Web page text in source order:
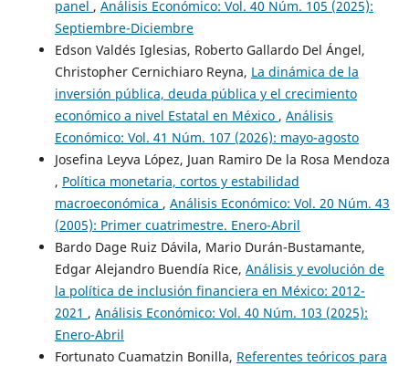
panel , Análisis Económico: Vol. 40 Núm. 105 (2025):
Septiembre-Diciembre
Edson Valdés Iglesias, Roberto Gallardo Del Ángel,
Christopher Cernichiaro Reyna, La dinámica de la
inversión pública, deuda pública y el crecimiento
económico a nivel Estatal en México , Análisis
Económico: Vol. 41 Núm. 107 (2026): mayo-agosto
Josefina Leyva López, Juan Ramiro De la Rosa Mendoza
, Política monetaria, cortos y estabilidad
macroeconómica , Análisis Económico: Vol. 20 Núm. 43
(2005): Primer cuatrimestre. Enero-Abril
Bardo Dage Ruiz Dávila, Mario Durán-Bustamante,
Edgar Alejandro Buendía Rice, Análisis y evolución de
la política de inclusión financiera en México: 2012-
2021 , Análisis Económico: Vol. 40 Núm. 103 (2025):
Enero-Abril
Fortunato Cuamatzin Bonilla, Referentes teóricos para